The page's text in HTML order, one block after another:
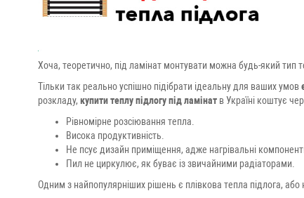
Хоча, теоретично, під ламінат монтувати можна будь-який тип
Тільки так реально успішно підібрати ідеальну для ваших умов
розкладу, купити теплу підлогу під ламінатв Україні коштує
Рівномірне розсіювання тепла.
Висока продуктивність.
Не псує дизайн приміщення, адже нагрівальні
Пил не циркулює, як буває із звичайними радіаторами.
Одним з найпопулярніших рішень є плівкова тепла підлога, або